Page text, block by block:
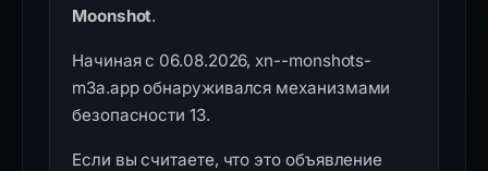
Moonshot.
Начиная с 06.08.2026, xn--monshots-
m3a.app обнаруживался механизмами
безопасности 13.
Если вы считаете, что это объявление